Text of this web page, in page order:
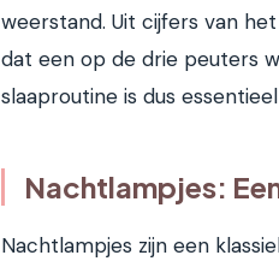
weerstand. Uit cijfers van
dat een op de drie peuters
slaaproutine is dus
Nachtlampjes:
Nachtlampjes zijn een